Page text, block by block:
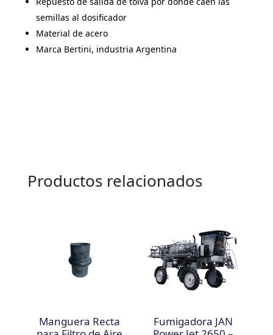
semillas al dosificador
Material de acero
Marca Bertini, industria Argentina
Productos relacionados
Manguera Recta
Fumigadora JAN